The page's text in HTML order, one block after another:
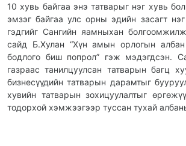
10 хувь байгаа энэ татварыг нэг хувь
эмзэг байгаа улс орны эдийн засагт
гэдгийг Сангийн яамныхан
сайд Б.Хулан “Хүн амын орлогын
бодлого биш попрол” гэж мэдэгдсэн.
газраас танилцуулсан татварын багц
бизнесүүдийн татварын дарамтыг
хувийн татварын зохицуулалтыг
тодорхой хэмжээгээр туссан тухай